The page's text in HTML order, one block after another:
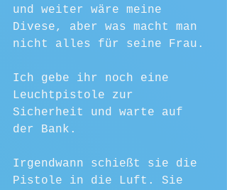
und weiter wäre meine
Divese, aber was macht man
nicht alles für seine Frau.
Ich gebe ihr noch eine
Leuchtpistole zur
Sicherheit und warte auf
der Bank.
Irgendwann schießt sie die
Pistole in die Luft. Sie